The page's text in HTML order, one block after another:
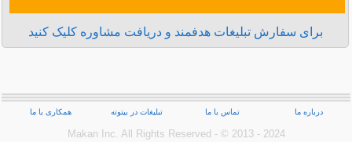
برای سفارش تبلیغات هدفمند و دریافت مشاوره کلیک کنید
درباره ما تماس با ما تبلیغات در بیتوته همکاری با ما
Makan Inc.‎ All Rights Reserved - © 2013 - 2024